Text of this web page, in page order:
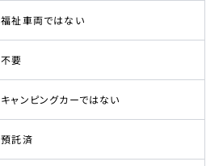
福祉車両ではない
不要
キャンピングカーではない
預託済